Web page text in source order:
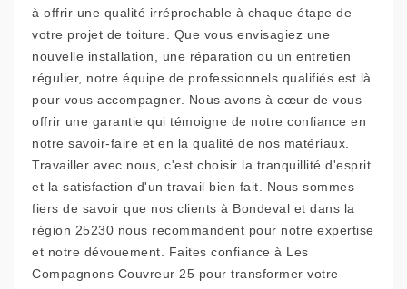
à offrir une qualité irréprochable à chaque étape de
votre projet de toiture. Que vous envisagiez une
nouvelle installation, une réparation ou un entretien
régulier, notre équipe de professionnels qualifiés est là
pour vous accompagner. Nous avons à cœur de vous
offrir une garantie qui témoigne de notre confiance en
notre savoir-faire et en la qualité de nos matériaux.
Travailler avec nous, c'est choisir la tranquillité d'esprit
et la satisfaction d'un travail bien fait. Nous sommes
fiers de savoir que nos clients à Bondeval et dans la
région 25230 nous recommandent pour notre expertise
et notre dévouement. Faites confiance à Les
Compagnons Couvreur 25 pour transformer votre